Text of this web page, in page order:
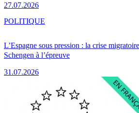
27.07.2026
L’Espagne sous pression : la crise
Schengen à l’épreuve
31.07.2026
POLITIQUE